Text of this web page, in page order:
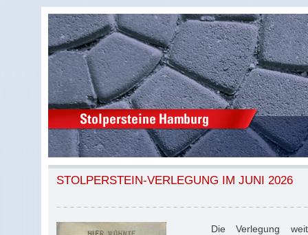
STOLPERSTEIN-VERLEGUNG IM JUNI 2026
Die Verlegung